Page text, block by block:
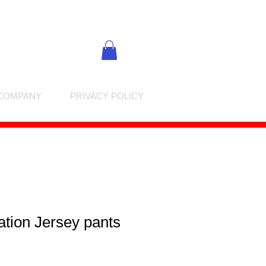
PRIVACY POLICY
Jersey pants